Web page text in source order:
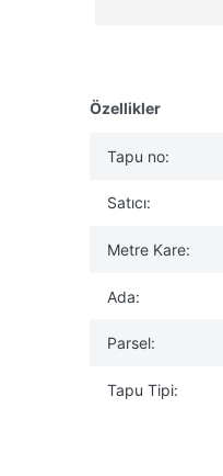
Özellikler
Tapu no:
Satıcı:
Metre Kare:
Ada:
Parsel:
Tapu Tipi: